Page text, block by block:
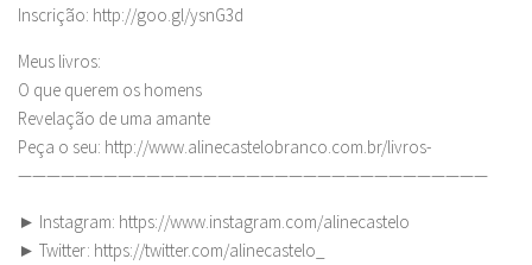
Inscrição: http://goo.gl/ysnG3d
Meus livros:
O que querem os homens
Revelação de uma amante
Peça o seu: http://www.alinecastelobranco.com.br/livros-
—————————————————————————————————
► Instagram: https://www.instagram.com/alinecastelo
► Twitter: https://twitter.com/alinecastelo_